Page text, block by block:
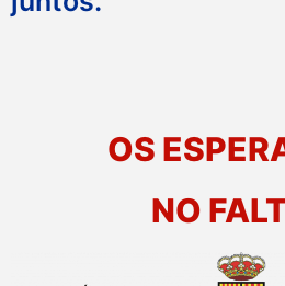
OS
NO